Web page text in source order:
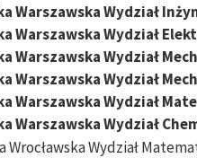
Warszawska Wydział
Warszawska Wydział
Warszawska Wydział
Warszawska Wydział
Warszawska Wydział
Warszawska Wydział
Wrocławska Wydział